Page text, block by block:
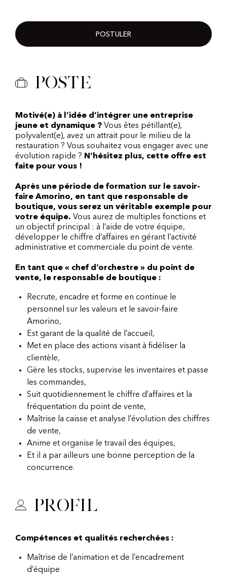
POSTULER
Poste
Motivé(e) à l’idée d’intégrer une entreprise
jeune et dynamique ? Vous êtes pétillant(e),
polyvalent(e), avez un attrait pour le milieu de la
restauration ? Vous souhaitez vous engager avec une
évolution rapide ? N’hésitez plus, cette offre est
faite pour vous !
Après une période de formation sur le savoir-
faire Amorino, en tant que responsable de
boutique, vous serez un véritable exemple pour
votre équipe. Vous aurez de multiples fonctions et
un objectif principal : à l’aide de votre équipe,
développer le chiffre d’affaires en gérant l’activité
administrative et commerciale du point de vente.
En tant que « chef d’orchestre » du point de
vente, le responsable de boutique :
Recrute, encadre et forme en continue le
personnel sur les valeurs et le savoir-faire
Amorino,
Est garant de la qualité de l’accueil,
Met en place des actions visant à fidéliser la
clientèle,
Gère les stocks, supervise les inventaires et passe
les commandes,
Suit quotidiennement le chiffre d’affaires et la
fréquentation du point de vente,
Maîtrise la caisse et analyse l’évolution des chiffres
de vente,
Anime et organise le travail des équipes,
Et il a par ailleurs une bonne perception de la
concurrence.
Profil
Compétences et qualités recherchées :
Maîtrise de l’animation et de l’encadrement
d’équipe